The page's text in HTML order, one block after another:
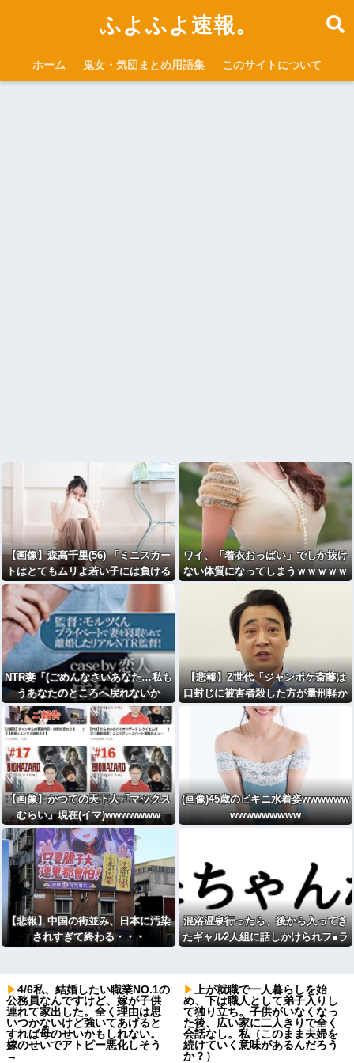
ふよふよ速報。
ホーム 鬼女・気団まとめ用語集 このサイトについて
【画像】森高千里(56) 「ミニスカー
トはとてもムリよ若い子には負ける
わｗｗｗｗｗ」⇒♡
ワイ、「着衣おっばい」でしか抜け
ない体質になってしまうｗｗｗｗｗ
NTR妻「(ごめんなさいあなた…私も
うあなたのところへ戻れないか
も…)」夫「帰ってこなくていいよ」
【悲報】Z世代「ジャンポケ斎藤は
口封じに被害者殺した方が量刑軽か
」←1万いいね
【画像】かつての天下人「マックス
むらい」現在(イマ)wwwwwww
(画像)45歳のビキニ水着姿wwwwww
wwwwwwwww
【悲報】中国の街並み、日本に汚染
されすぎて終わる・・・
混浴温泉行ったら、後から入ってき
たギャル2人組に話しかけられフ●ラ
4/6私、結婚したい職業NO.1の
公務員なんですけど、嫁が子供
連れて家出した。全く理由は思
いつかないけど強いてあげると
すれば母のせいかもしれない。
嫁のせいでアトピー悪化しそう
→
上が就職で一人暮らしを始
め、下は職人として弟子入りし
て独り立ち。子供がいなくなっ
た後、広い家に二人きりで全く
会話なし。私（このまま夫婦を
続けていく意味があるんだろう
か？）